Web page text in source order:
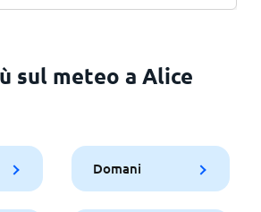
sul meteo a Alice
Domani